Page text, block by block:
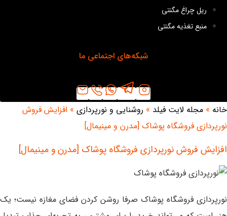
ریل چراغ مگنتی
منبع تغذیه مگنتی
شبکه‌های اجتماعی ما
خانه » مجله لایت فیلد » روشنایی و نورپردازی » افزایش فروش
نورپردازی فروشگاه پوشاک [مدرن و مینیمال]
افزایش فروش نورپردازی فروشگاه پوشاک [مدرن و مینیمال]
نورپردازی فروشگاه پوشاک صرفا روشن کردن فضای مغازه نیست؛ یک